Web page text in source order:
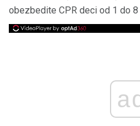
obezbedite CPR deci od 1 do 8